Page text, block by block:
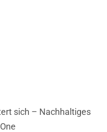
sich – Nachhaltiges